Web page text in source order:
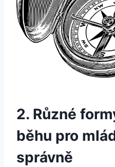
2. Různé
běhu pro
správně